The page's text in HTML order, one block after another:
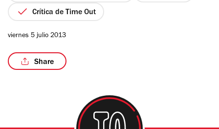
Crítica de Time Out
viernes 5 julio 2013
Share